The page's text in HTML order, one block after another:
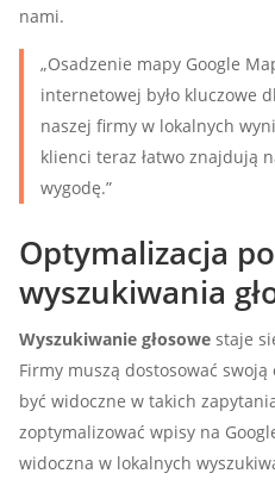
nami.
„Osadzenie mapy Google
internetowej było kluczowe
naszej firmy w lokalnych
klienci teraz łatwo znajdują
wygodę.”
Optymalizacja
wyszukiwania
Wyszukiwanie głosowe staje
Firmy muszą dostosować
być widoczne w takich
zoptymalizować wpisy na
widoczna w lokalnych